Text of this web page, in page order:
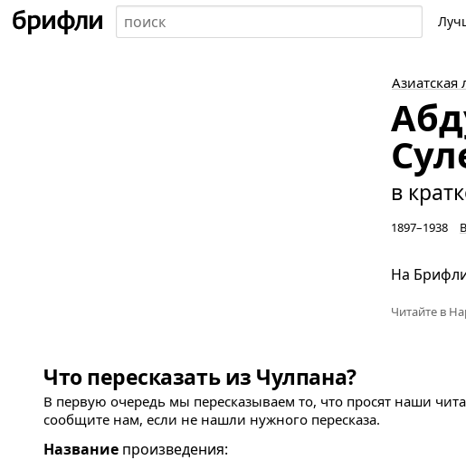
Азиатская
в
1897–1938
На
Читайте в
Что пересказать из Чулпана?
В первую очередь мы пересказываем то, что просят наши
сообщите нам, если не нашли нужного пересказа.
Название произведения: